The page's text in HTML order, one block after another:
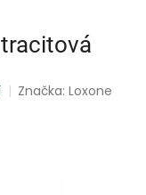
Značka:Loxone